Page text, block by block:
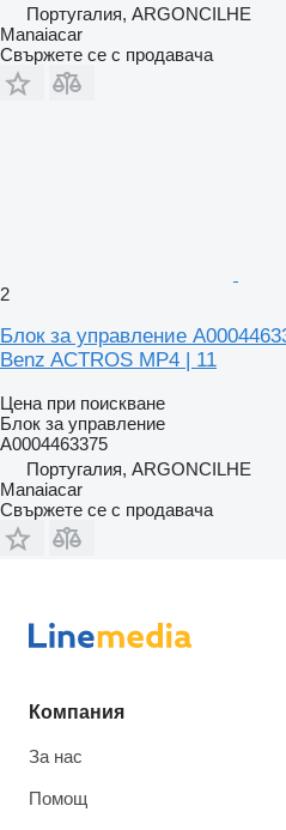
Португалия, ARGONCILHE
Manaiacar
Свържете се с продавача
2
Блок за управление
Benz ACTROS MP4 | 11
Цена при поискване
Блок за управление
A0004463375
Португалия, ARGONCILHE
Manaiacar
Свържете се с продавача
Компания
За нас
Помощ